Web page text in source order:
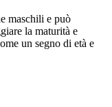
maschili e può
la maturità e
un segno di età e